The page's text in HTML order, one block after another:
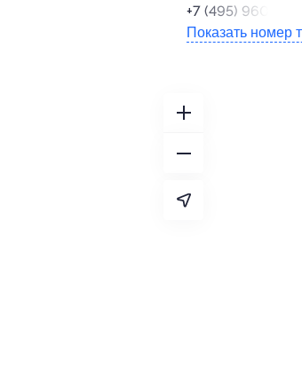
+7 (495) 960-12-
Показать номер